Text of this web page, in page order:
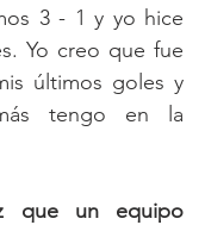
3 - 1 y yo hice
Yo creo que fue
últimos goles y
tengo en la
que un equipo